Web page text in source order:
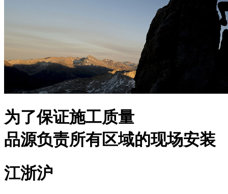
为了保证施工质量
品源负责所有区域的现场安装
江浙沪